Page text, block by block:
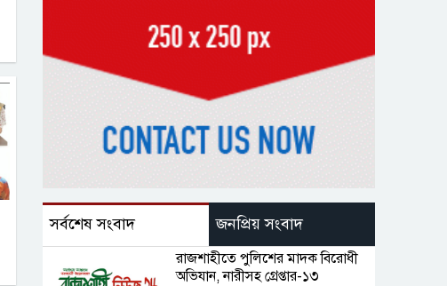
সর্বশেষ সংবাদ জনপ্রিয় সংবাদ
রাজশাহীতে পুলিশের মাদক বিরোধী
অভিযান, নারীসহ গ্রেপ্তার-১৩